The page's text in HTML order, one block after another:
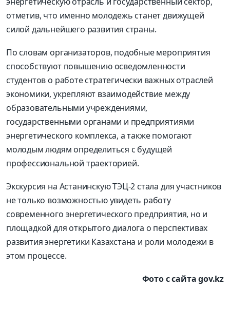
отметив, что именно молодежь станет движущей
силой дальнейшего развития страны.
По словам организаторов, подобные мероприятия
способствуют повышению осведомленности
студентов о работе стратегически важных отраслей
экономики, укрепляют взаимодействие между
образовательными учреждениями,
государственными органами и предприятиями
энергетического комплекса, а также помогают
молодым людям определиться с будущей
профессиональной траекторией.
Экскурсия на Астанинскую ТЭЦ-2 стала для участников
не только возможностью увидеть работу
современного энергетического предприятия, но и
площадкой для открытого диалога о перспективах
развития энергетики Казахстана и роли молодежи в
этом процессе.
Фото с сайта gov.kz